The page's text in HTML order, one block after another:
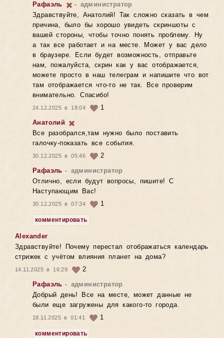
Рафаэль
- администратор
Здравствуйте, Анатолий! Так сложно сказать в чем
причина, было бы хорошо увидеть скриншоты с
вашей стороны, чтобы точно понять проблему. Ну
а так все работает и на месте. Может у вас дело
в браузере. Если будет возможность, отправьте
нам, пожалуйста, скрин как у вас отображается,
можете просто в наш телеграм и напишите что вот
там отображается что-то не так. Все проверим
внимательно. Спасибо!
24.12.2025 в 18:04
1
Анатолий
Все разобрался,там нужно было поставить
галочку-показать все события.
30.12.2025 в 05:46
2
Рафаэль - администратор
Отлично, если будут вопросы, пишите! С
Наступающим Вас!
30.12.2025 в 07:34 1
комментировать
Alexander
Здравствуйте! Почему перестал отображаться календарь
стрижек с учётом влияния планет на дома?
14.11.2025 в 16:29
2
Рафаэль - администратор
Добрый день! Все на месте, может данные не
были еще загружены для какого-то города.
18.11.2025 в 01:41 1
комментировать